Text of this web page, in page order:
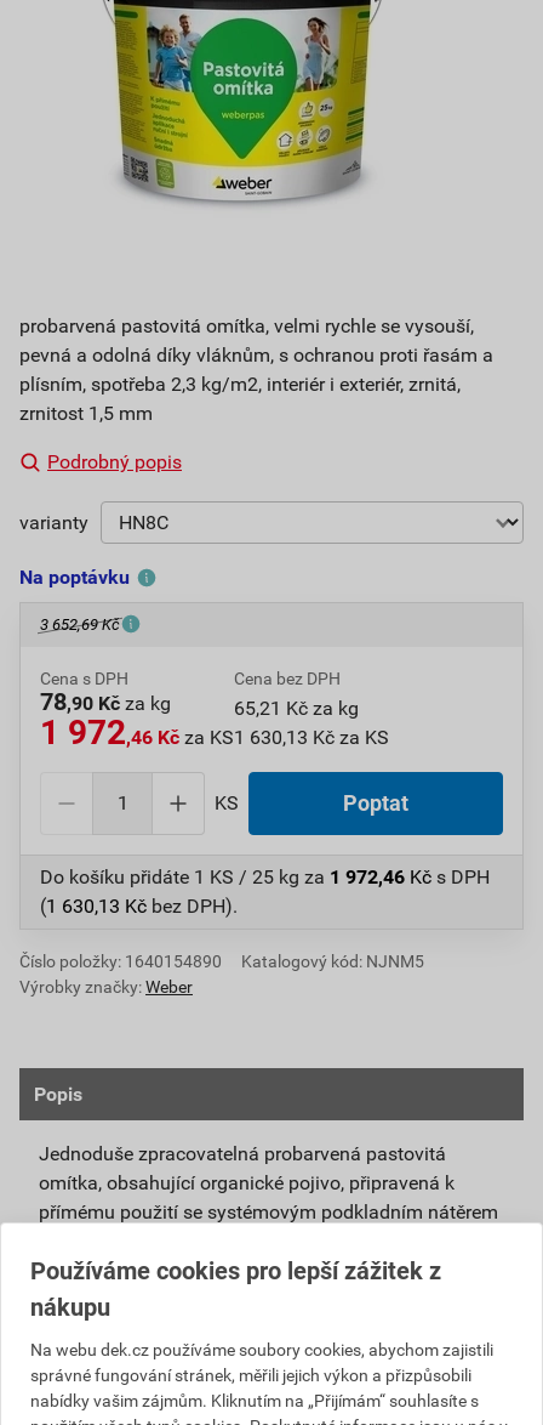
probarvená pastovitá omítka, velmi rychle se vysouší,
pevná a odolná díky vláknům, s ochranou proti řasám a
plísním, spotřeba 2,3 kg/m2, interiér i exteriér, zrnitá,
zrnitost 1,5 mm
Podrobný popis
varianty
Na poptávku
3 652,69 Kč
Cena s DPH
78,90 Kč za kg
1 972,46 Kč za KS
Cena bez DPH
65,21 Kč za kg
1 630,13 Kč za KS
KS Poptat
Do košíku přidáte 1 KS / 25 kg za 1 972,46 Kč s DPH
(1 630,13 Kč bez DPH).
Číslo položky: 1640154890
Katalogový kód: NJNM5
Výrobky značky:Weber
Popis
Jednoduše zpracovatelná probarvená pastovitá
omítka, obsahující organické pojivo, připravená k
přímému použití se systémovým podkladním nátěrem
Vlivem ochlazování vnějšího souvrství
zateplovacích systémů v nočních hodinách,
dochází ke kondenzaci vody na povrchu, která
vytváří živnou půdu pro růst nevzhledných řas.
Povrch omítky weberpas aquaBalance dokáže
Používáme cookies pro lepší zážitek z
nákupu
Na webu dek.cz používáme soubory cookies, abychom zajistili
správné fungování stránek, měřili jejich výkon a přizpůsobili
nabídky vašim zájmům. Kliknutím na „Přijímám“ souhlasíte s